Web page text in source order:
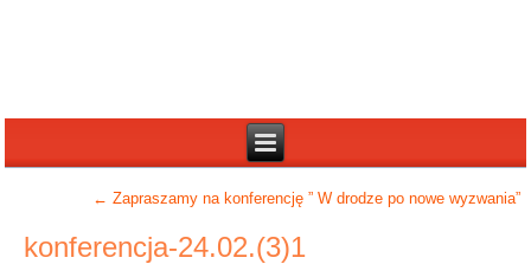
← Zapraszamy na konferencję ” W drodze po nowe wyzwania”
konferencja-24.02.(3)1